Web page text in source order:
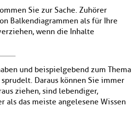
Sie zur Sache. Zuhörer
Balkendiagrammen als für Ihre
wenn die Inhalte
und beispielgebend zum Thema
Daraus können Sie immer
ziehen, sind lebendiger,
als das meiste angelesene Wissen